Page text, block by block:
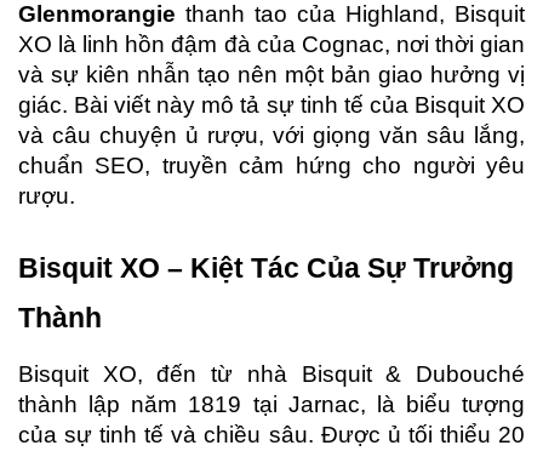
Glenmorangie thanh tao của Highland, Bisquit
XO là linh hồn đậm đà của Cognac, nơi thời gian
và sự kiên nhẫn tạo nên một bản giao hưởng vị
giác. Bài viết này mô tả sự tinh tế của Bisquit XO
và câu chuyện ủ rượu, với giọng văn sâu lắng,
chuẩn SEO, truyền cảm hứng cho người yêu
rượu.
Bisquit XO – Kiệt Tác Của Sự Trưởng
Thành
Bisquit XO, đến từ nhà Bisquit & Dubouché
thành lập năm 1819 tại Jarnac, là biểu tượng
của sự tinh tế và chiều sâu. Được ủ tối thiểu 20